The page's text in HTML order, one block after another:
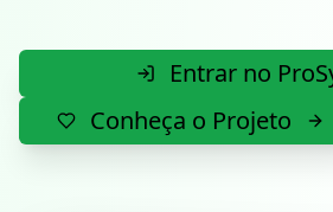
Entrar no
Conheça o Projeto